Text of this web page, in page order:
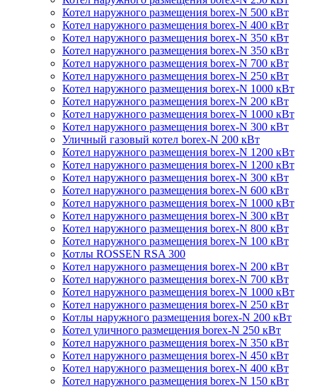
Котел наружного размещения borex-N 500 кВт
Котел наружного размещения borex-N 400 кВт
Котел наружного размещения borex-N 350 кВт
Котел наружного размещения borex-N 350 кВт
Котел наружного размещения borex-N 700 кВт
Котел наружного размещения borex-N 250 кВт
Котел наружного размещения borex-N 1000 кВт
Котел наружного размещения borex-N 200 кВт
Котел наружного размещения borex-N 1000 кВт
Котел наружного размещения borex-N 300 кВт
Уличный газовый котел borex-N 200 кВт
Котел наружного размещения borex-N 1200 кВт
Котел наружного размещения borex-N 1200 кВт
Котел наружного размещения borex-N 300 кВт
Котел наружного размещения borex-N 600 кВт
Котел наружного размещения borex-N 1000 кВт
Котел наружного размещения borex-N 300 кВт
Котел наружного размещения borex-N 800 кВт
Котел наружного размещения borex-N 100 кВт
Котлы ROSSEN RSA 300
Котел наружного размещения borex-N 200 кВт
Котел наружного размещения borex-N 700 кВт
Котел наружного размещения borex-N 1000 кВт
Котел наружного размещения borex-N 250 кВт
Котлы наружного размещения borex-N 200 кВт
Котел уличного размещения borex-N 250 кВт
Котел наружного размещения borex-N 350 кВт
Котел наружного размещения borex-N 450 кВт
Котел наружного размещения borex-N 400 кВт
Котел наружного размещения borex-N 150 кВт